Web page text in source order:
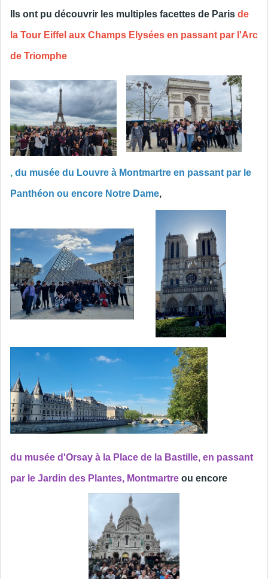
Ils ont pu découvrir les multiples facettes de Paris de
la Tour Eiffel aux Champs Elysées en passant par l'Arc
de Triomphe
, du musée du Louvre à Montmartre en passant par le
Panthéon ou encore Notre Dame,
du musée d'Orsay à la Place de la Bastille, en passant
par le Jardin des Plantes, Montmartre ou encore